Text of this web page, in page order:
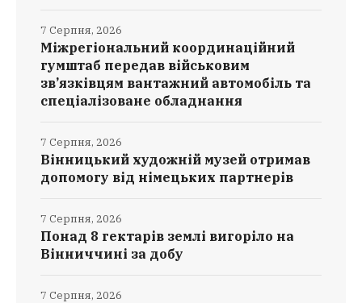
Міжрегіональний координаційний
гумштаб передав військовим
зв’язківцям вантажний автомобіль та
спеціалізоване обладнання
7 Серпня, 2026
Вінницький художній музей отримав
допомогу від німецьких партнерів
7 Серпня, 2026
Понад 8 гектарів землі вигоріло на
Вінниччині за добу
7 Серпня, 2026
7 Серпня, 2026